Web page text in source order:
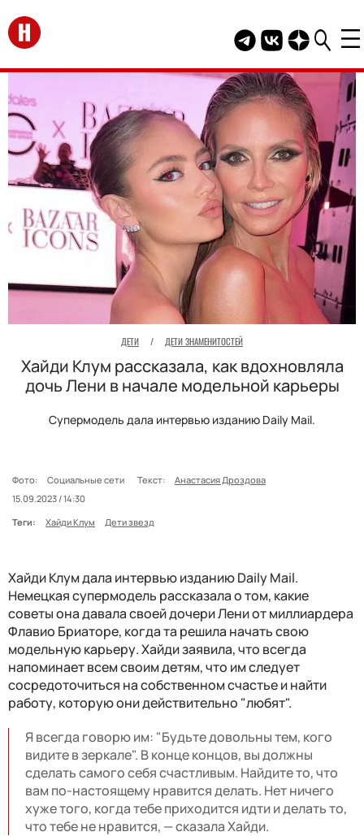
Перейти на главную
Telegram канал
Группа HELLO
Канал
ДЕТИ / ДЕТИ ЗНАМЕНИТОСТЕЙ
Хайди Клум рассказала, как вдохновляла
дочь Лени в начале модельной карьеры
Супермодель дала интервью изданию Daily Mail.
Фото: Социальные сети Текст:
Анастасия Дроздова
15.09.2023 / 14:30
Теги:
Хайди Клум Дети звезд
Хайди Клум дала интервью изданию Daily Mail.
Немецкая супермодель рассказала о том, какие
советы она давала своей дочери Лени от миллиардера
Флавио Бриаторе, когда та решила начать свою
модельную карьеру. Хайди заявила, что всегда
напоминает всем своим детям, что им следует
сосредоточиться на собственном счастье и найти
работу, которую они действительно "любят".
Я всегда говорю им: "Будьте довольны тем, кого
видите в зеркале". В конце концов, вы должны
сделать самого себя счастливым. Найдите то, что
вам по-настоящему нравится делать. Нет ничего
хуже того, когда тебе приходится идти и делать то,
что тебе не нравится, — сказала Хайди.